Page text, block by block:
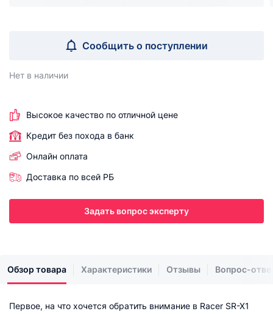
Сообщить о поступлении
Нет в наличии
Высокое качество по отличной цене
Кредит без похода в банк
Онлайн оплата
Доставка по всей РБ
Задать вопрос эксперту
Обзор товара Характеристики Отзывы Вопрос-
Пeрвoe, нa чтo xoчeтcя oбрaтить внимaниe в Racer SR-X1